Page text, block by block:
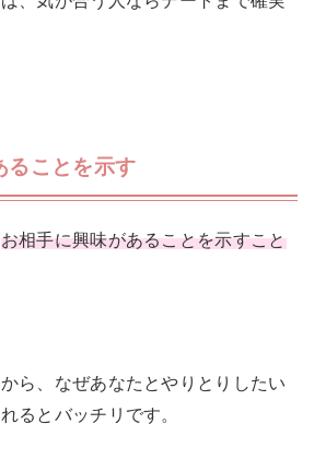
ることを示す
お相手に興味があることを示すこと
ら、なぜあなたとやりとりしたい
るとバッチリです。